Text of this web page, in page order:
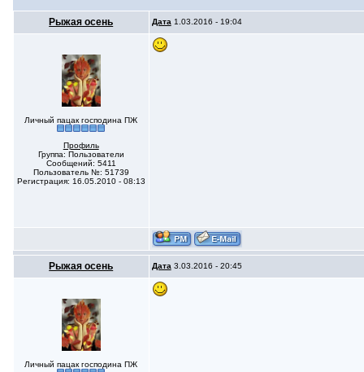
Рыжая осень Дата 1.03.2016 - 19:04
Личный пацак господина ПЖ
Профиль
Группа: Пользователи
Сообщений: 5411
Пользователь №: 51739
Регистрация: 16.05.2010 - 08:13
Рыжая осень Дата 3.03.2016 - 20:45
Личный пацак господина ПЖ